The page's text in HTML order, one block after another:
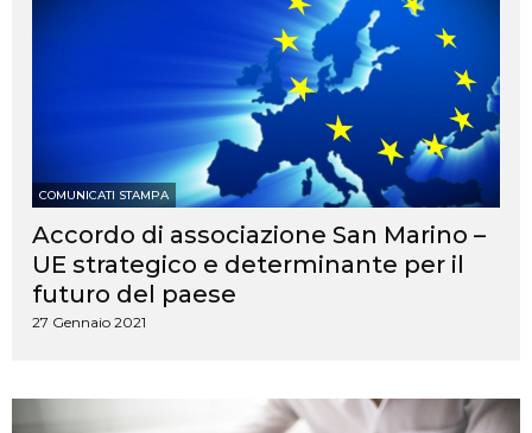
COMUNICATI STAMPA
Accordo di associazione San Marino –
UE strategico e determinante per il
futuro del paese
27 Gennaio 2021